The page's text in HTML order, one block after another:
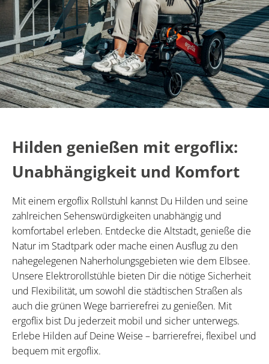
Hilden genießen mit ergoflix:
Unabhängigkeit und Komfort
Mit einem ergoflix Rollstuhl kannst Du Hilden und seine
zahlreichen Sehenswürdigkeiten unabhängig und
komfortabel erleben. Entdecke die Altstadt, genieße die
Natur im Stadtpark oder mache einen Ausflug zu den
nahegelegenen Naherholungsgebieten wie dem Elbsee.
Unsere Elektrorollstühle bieten Dir die nötige Sicherheit
und Flexibilität, um sowohl die städtischen Straßen als
auch die grünen Wege barrierefrei zu genießen. Mit
ergoflix bist Du jederzeit mobil und sicher unterwegs.
Erlebe Hilden auf Deine Weise – barrierefrei, flexibel und
bequem mit ergoflix.